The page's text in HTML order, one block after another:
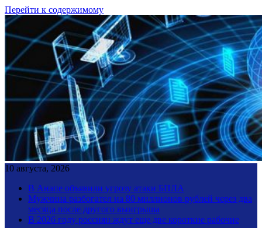
Перейти к содержимому
10 августа, 2026
В Анапе объявили угрозу атаки БПЛА
Мужчина разбогател на 80 миллионов рублей через два
месяца после другого выигрыша
В 2026 году россиян ждут еще две короткие рабочие